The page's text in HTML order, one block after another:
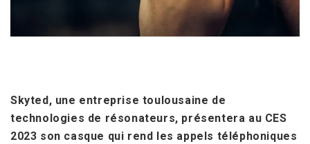
Skyted, une entreprise toulousaine de
technologies de résonateurs, présentera au CES
2023 son casque qui rend les appels téléphoniques